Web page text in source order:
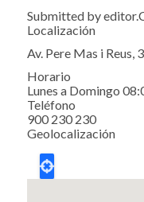
Submitted by
Localización
Av. Pere Mas i Reus,
Horario
Lunes a Domingo
Teléfono
900 230 230
Geolocalización